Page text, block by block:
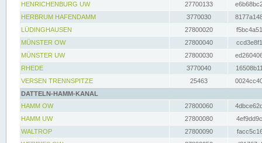
HENRICHENBURG UW
27700133
HERBRUM HAFENDAMM
3770030
LÜDINGHAUSEN
27800020
MÜNSTER OW
27800040
MÜNSTER UW
27800030
RHEDE
3770040
VERSEN TRENNSPITZE
25463
DATTELN-HAMM-KANAL
HAMM OW
27800060
HAMM UW
27800080
WALTROP
27800090